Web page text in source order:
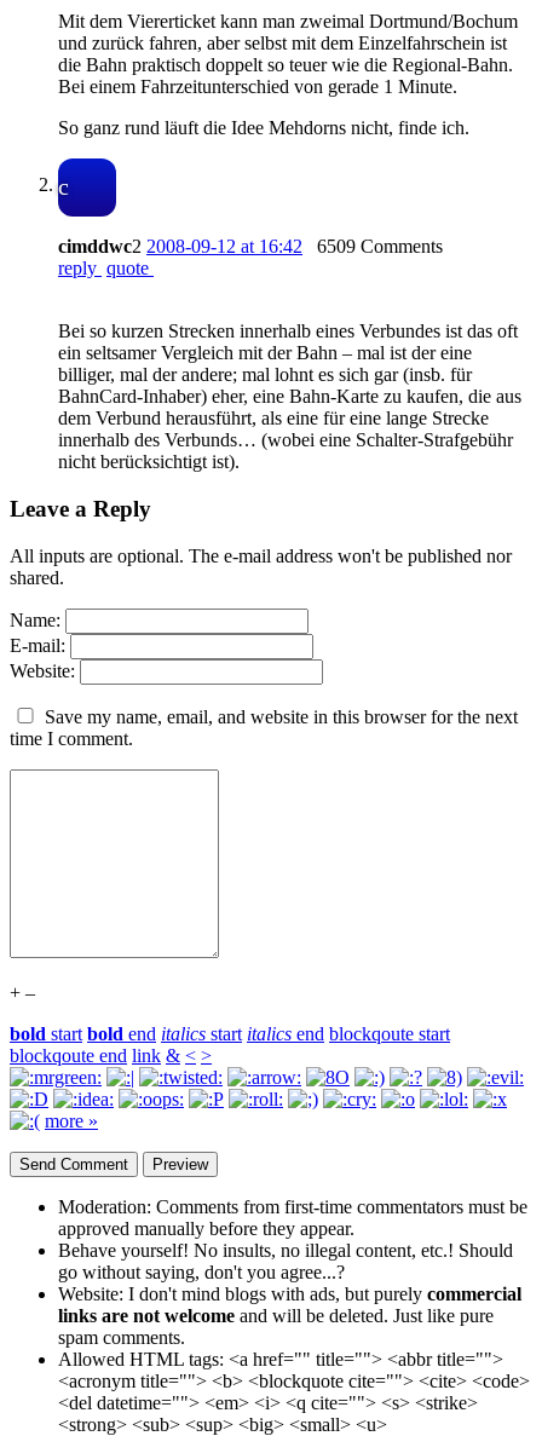
Mit dem Viererticket kann man zweimal Dortmund/Bochum
und zurück fahren, aber selbst mit dem Einzelfahrschein ist
die Bahn praktisch doppelt so teuer wie die Regional-Bahn.
Bei einem Fahrzeitunterschied von gerade 1 Minute.
So ganz rund läuft die Idee Mehdorns nicht, finde ich.
c
cimddwc2 2008-09-12 at 16:42
6509 Comments
reply quote
Bei so kurzen Strecken innerhalb eines Verbundes ist das oft
ein seltsamer Vergleich mit der Bahn – mal ist der eine
billiger, mal der andere; mal lohnt es sich gar (insb. für
BahnCard-Inhaber) eher, eine Bahn-Karte zu kaufen, die aus
dem Verbund herausführt, als eine für eine lange Strecke
innerhalb des Verbunds… (wobei eine Schalter-Strafgebühr
nicht berücksichtigt ist).
Leave a Reply
All inputs are optional. The e-mail address won't be published nor
shared.
Name:
E-mail:
Website:
Save my name, email, and website in this browser for the next
time I comment.
+ –
bold start bold end italics start italics end blockqoute start
blockqoute end link & < >
more »
Moderation: Comments from first-time commentators must be
approved manually before they appear.
Behave yourself! No insults, no illegal content, etc.! Should
go without saying, don't you agree...?
Website: I don't mind blogs with ads, but purely commercial
links are not welcome and will be deleted. Just like pure
spam comments.
Allowed HTML tags: <a href="" title=""> <abbr title="">
<acronym title=""> <b> <blockquote cite=""> <cite> <code>
<del datetime=""> <em> <i> <q cite=""> <s> <strike>
<strong> <sub> <sup> <big> <small> <u>